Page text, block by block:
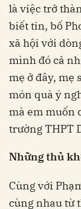
là việc trở
biết tin, bố
xã hội với
mình đó cả
mẹ ở đây, mẹ
món quà ý
mà em muốn
trường THPT
Những thủ
Cùng với
cùng nhau từ